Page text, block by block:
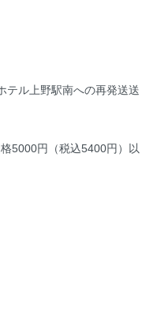
ル上野駅南への再発送送